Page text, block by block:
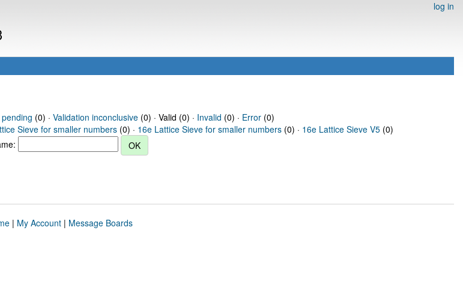
log in
(0) · Validation inconclusive(0) · Valid (0) · Invalid (0) · Error(0)
Sieve for smaller numbers (0) · 16e Lattice Sieve for smaller numbers (0) · 16e Lattice Sieve V5 (0)
| My Account| Message Boards